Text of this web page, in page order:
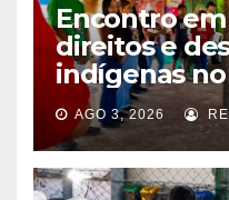
Encontro
direitos e
indígenas
AGO 3, 2026